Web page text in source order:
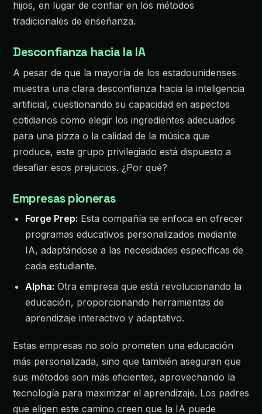
hijos, en lugar de confiar en los métodos
tradicionales de enseñanza.
Desconfianza hacia la IA
A pesar de que la mayoría de los estadounidenses
muestra una clara desconfianza hacia la inteligencia
artificial, cuestionando su capacidad en aspectos
cotidianos como elegir los ingredientes adecuados
para una pizza o la calidad de la música que
produce, este grupo privilegiado está dispuesto a
desafiar esos prejuicios. ¿Por qué?
Empresas pioneras
Forge Prep: Esta compañía se enfoca en ofrecer
programas educativos personalizados mediante
IA, adaptándose a las necesidades específicas de
cada estudiante.
Alpha: Otra empresa que está revolucionando la
educación, proporcionando herramientas de
aprendizaje interactivo y adaptativo.
Estas empresas no solo prometen una educación
más personalizada, sino que también aseguran que
sus métodos son más eficientes, aprovechando la
tecnología para maximizar el aprendizaje. Los padres
que eligen este camino creen que la IA puede